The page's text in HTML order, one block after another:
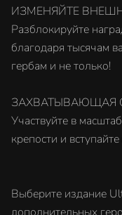
ИЗМЕНЯЙТЕ
Разблокируйте
благодаря тысячам
гербам и не только!
ЗАХВАТЫВАЮЩАЯ
Участвуйте в
крепости и
Выберите издание